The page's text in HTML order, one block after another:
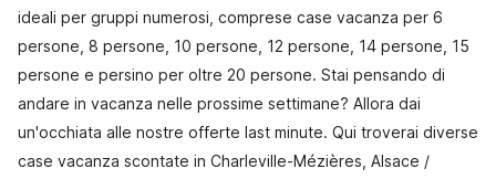
ideali per gruppi numerosi, comprese case vacanza per 6
persone, 8 persone, 10 persone, 12 persone, 14 persone, 15
persone e persino per oltre 20 persone. Stai pensando di
andare in vacanza nelle prossime settimane? Allora dai
un'occhiata alle nostre offerte last minute. Qui troverai diverse
case vacanza scontate in Charleville-Mézières, Alsace /